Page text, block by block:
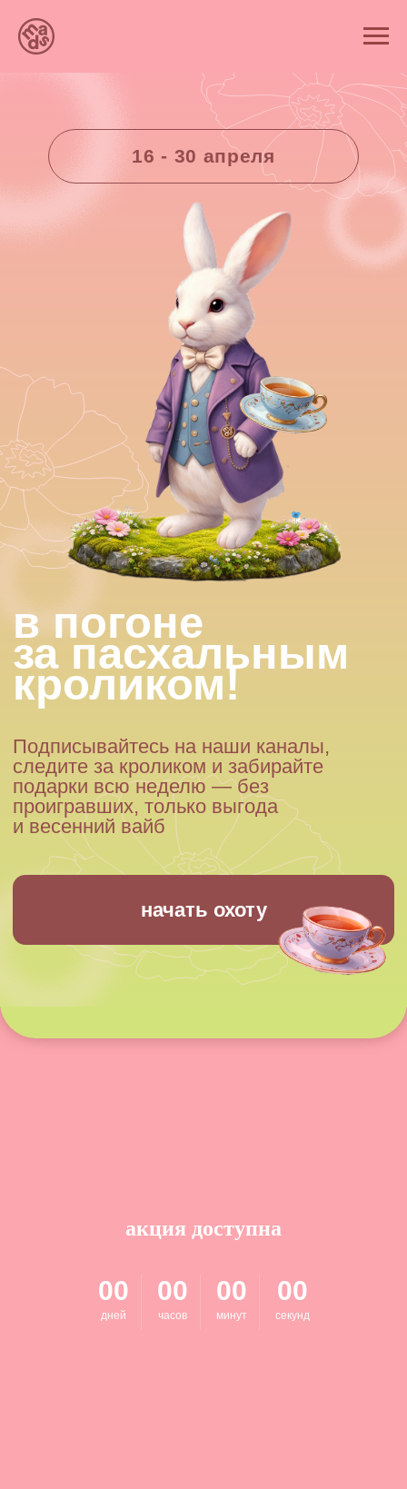
начать охоту
Подписывайтесь на наши каналы,
следите за кроликом и забирайте
подарки всю неделю — без
проигравших, только выгода
в погоне
за пасхальным
кроликом!
акция доступна
00
дней
00
часов
00
минут
00
секунд